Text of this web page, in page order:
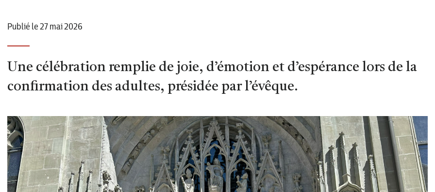
Publié le 27 mai 2026
Une célébration remplie de joie, d’émotion et d’espérance lors de la
confirmation des adultes, présidée par l’évêque.